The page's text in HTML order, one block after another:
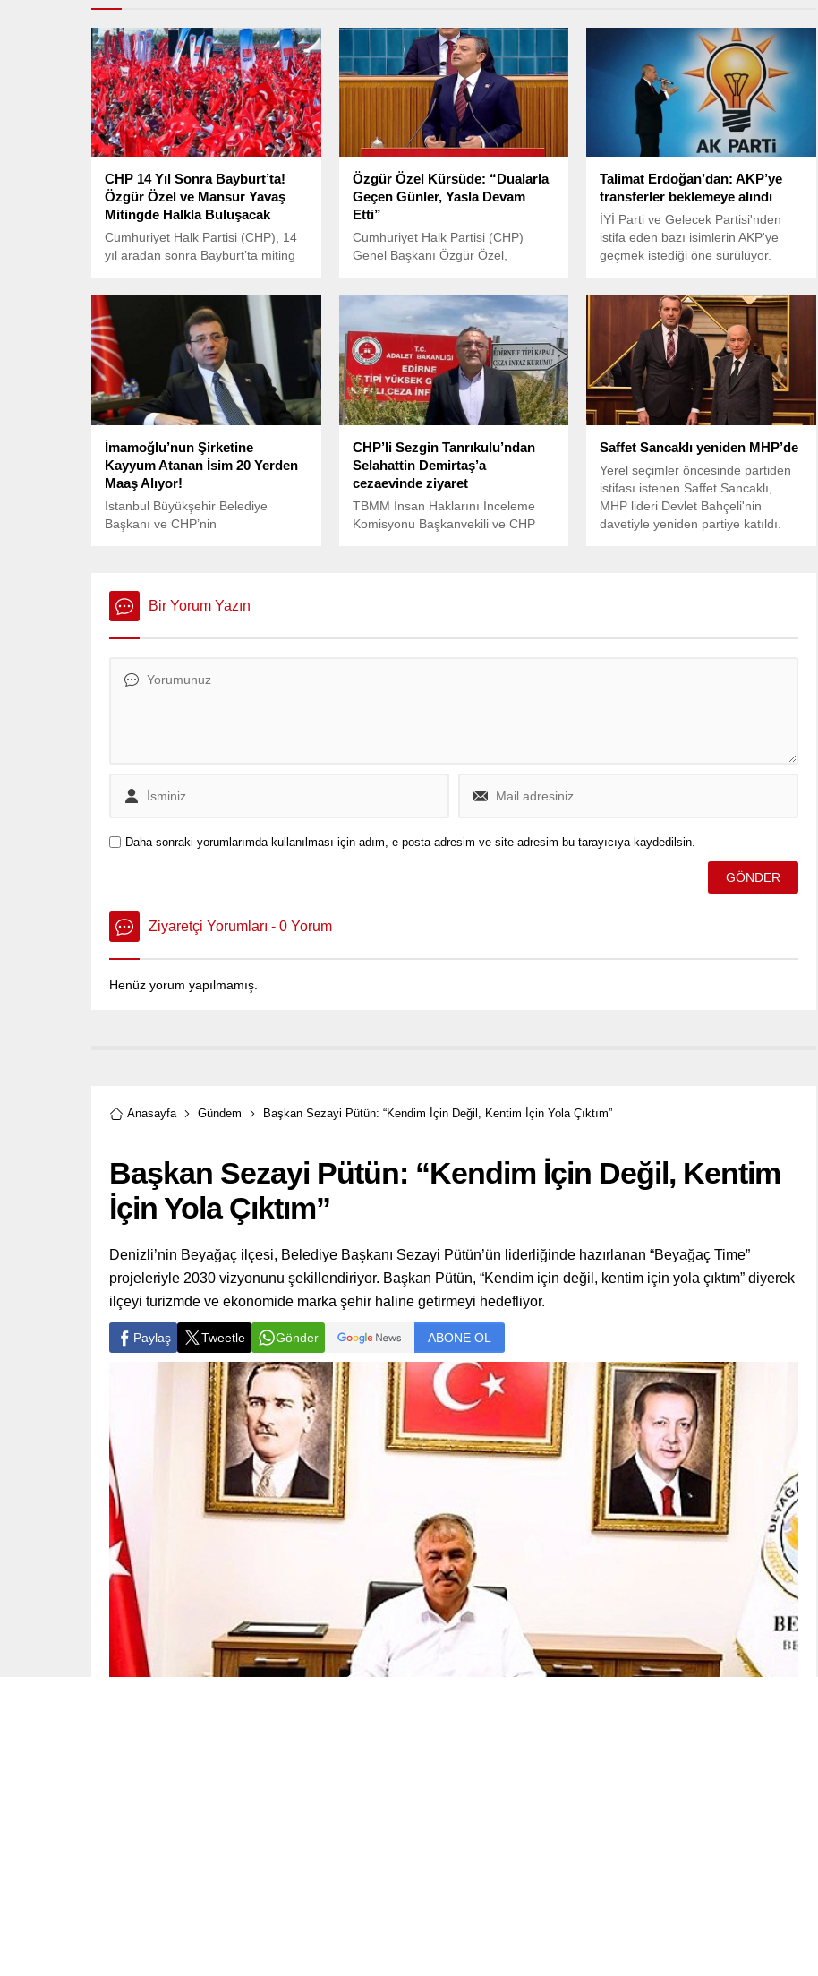
CHP 14 Yıl Sonra Bayburt’ta!
Özgür Özel ve Mansur Yavaş
Mitingde Halkla Buluşacak
Cumhuriyet Halk Partisi (CHP), 14
yıl aradan sonra Bayburt’ta miting
Belediye Başkanı Mansur Yavaş,
14 Haziran Cumartesi günü
Bayburt’ta yurttaşlarla buluşacak.
Özgür Özel Kürsüde: “Dualarla
Geçen Günler, Yasla Devam
Etti”
Cumhuriyet Halk Partisi (CHP)
Genel Başkanı Özgür Özel,
toplantısında kürsüye çıktı.
Talimat Erdoğan’dan: AKP’ye
transferler beklemeye alındı
İYİ Parti ve Gelecek Partisi'nden
istifa eden bazı isimlerin AKP'ye
geçmek istediği öne sürülüyor.
konuda aceleci davranılmaması
gerektiğini belirttiği ifade ediliyor.
İmamoğlu’nun Şirketine
Kayyum Atanan İsim 20 Yerden
Maaş Alıyor!
İstanbul Büyükşehir Belediye
Başkanı ve CHP’nin
Şirin’in, aynı anda tam 20 farklı
şirketin yönetiminde yer aldığı
CHP’li Sezgin Tanrıkulu’ndan
Selahattin Demirtaş’a
cezaevinde ziyaret
TBMM İnsan Haklarını İnceleme
Komisyonu Başkanvekili ve CHP
Saffet Sancaklı yeniden MHP’de
Yerel seçimler öncesinde partiden
istifası istenen Saffet Sancaklı,
MHP lideri Devlet Bahçeli'nin
davetiyle yeniden partiye katıldı.
Bir Yorum Yazın
Daha sonraki yorumlarımda kullanılması için adım, e-posta adresim ve site adresim bu tarayıcıya kaydedilsin.
Ziyaretçi Yorumları - 0 Yorum
Henüz yorum yapılmamış.
Anasayfa Gündem Başkan Sezayi Pütün: “Kendim İçin Değil, Kentim İçin Yola Çıktım”
Başkan Sezayi Pütün: “Kendim İçin Değil, Kentim
İçin Yola Çıktım”
Denizli’nin Beyağaç ilçesi, Belediye Başkanı Sezayi Pütün’ün liderliğinde hazırlanan “Beyağaç Time”
projeleriyle 2030 vizyonunu şekillendiriyor. Başkan Pütün, “Kendim için değil, kentim için yola çıktım” diyerek
ilçeyi turizmde ve ekonomide marka şehir haline getirmeyi hedefliyor.
Paylaş Tweetle Gönder ABONE OL